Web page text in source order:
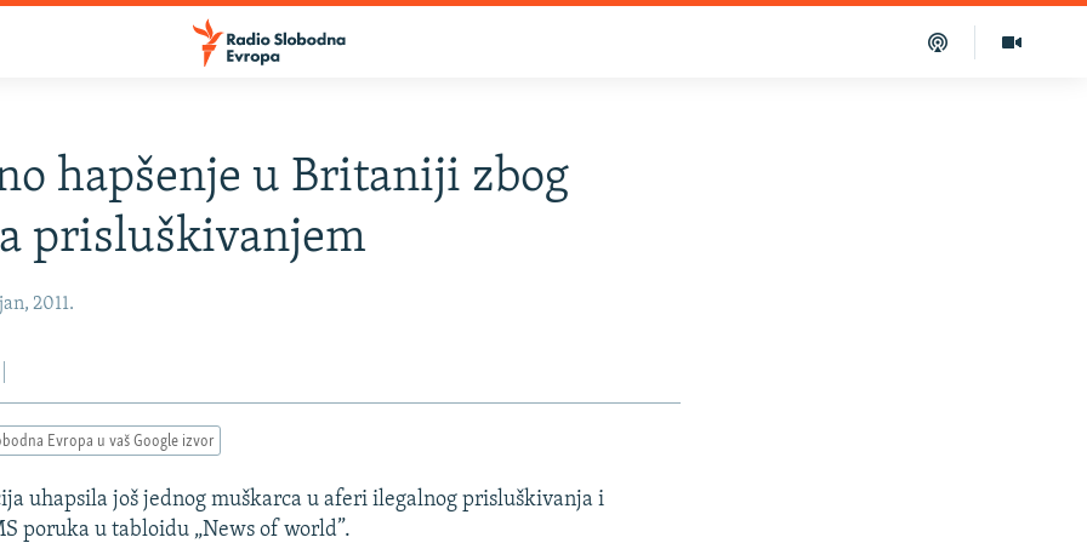
hapšenje u Britaniji zbog
prisluškivanjem
2011.
Evropa u vaš Google izvor
uhapsila još jednog muškarca u aferi ilegalnog prisluškivanja i
poruka u tabloidu „News of world”.